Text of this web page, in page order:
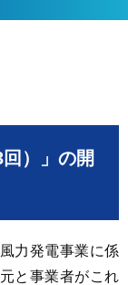
）」の開
力発電事業に係
と事業者がこれ